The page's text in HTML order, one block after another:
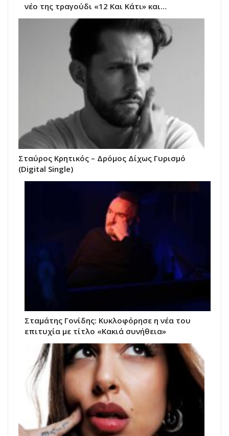
νέο της τραγούδι «12 Kαι Kάτι» και…
Σταύρος Κρητικός – Δρόμος Δίχως Γυρισμό
(Digital Single)
Σταμάτης Γονίδης: Κυκλοφόρησε η νέα του
επιτυχία με τίτλο «Κακιά συνήθεια»